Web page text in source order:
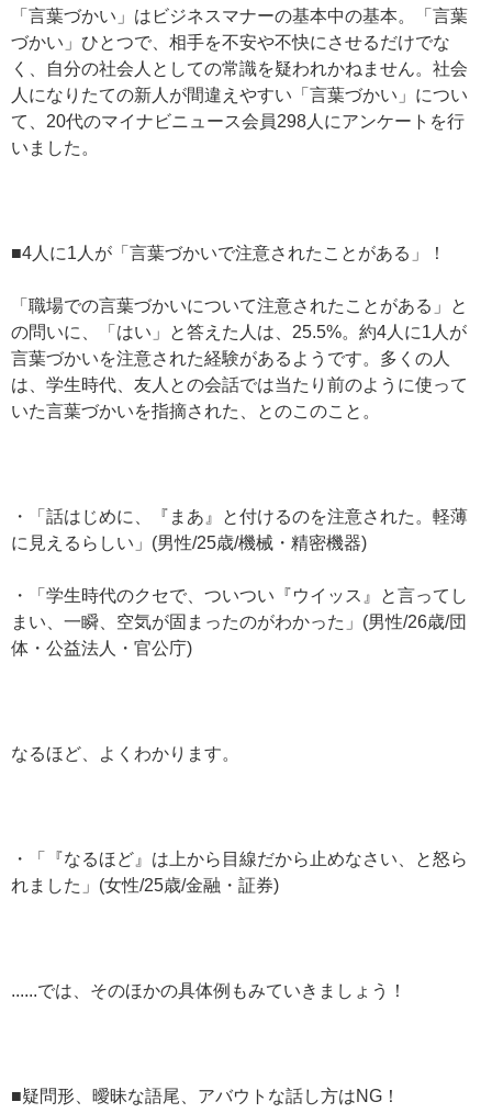
「言葉づかい」はビジネスマナーの基本中の基本。「言葉
づかい」ひとつで、相手を不安や不快にさせるだけでな
く、自分の社会人としての常識を疑われかねません。社会
人になりたての新人が間違えやすい「言葉づかい」につい
て、20代のマイナビニュース会員298人にアンケートを行
いました。
■4人に1人が「言葉づかいで注意されたことがある」！
「職場での言葉づかいについて注意されたことがある」と
の問いに、「はい」と答えた人は、25.5%。約4人に1人が
言葉づかいを注意された経験があるようです。多くの人
は、学生時代、友人との会話では当たり前のように使って
いた言葉づかいを指摘された、とのこのこと。
・「話はじめに、『まあ』と付けるのを注意された。軽薄
に見えるらしい」(男性/25歳/機械・精密機器)
・「学生時代のクセで、ついつい『ウイッス』と言ってし
まい、一瞬、空気が固まったのがわかった」(男性/26歳/団
体・公益法人・官公庁)
なるほど、よくわかります。
・「『なるほど』は上から目線だから止めなさい、と怒ら
れました」(女性/25歳/金融・証券)
......では、そのほかの具体例もみていきましょう！
■疑問形、曖昧な語尾、アバウトな話し方はNG！